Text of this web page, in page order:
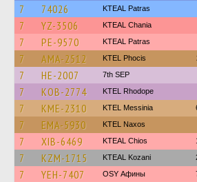
7 74026 KTEAL Patras
7 YZ-3506 KTEAL Chania
7 PE-9570 KTEAL Patras
7 AMA-2512 ΚΤΕL Phocis
7 HE-2007 7th SEP
7 KOB-2774 KTEL Rhodope
7 KME-2310 KTEL Messinia
7 EMA-5930 KTEL Naxos
7 XIB-6469 KTEAL Chios
7 KZM-1715 KTEAL Kozani
7 YEH-7407 OSY Афины